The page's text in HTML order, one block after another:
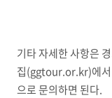
기타 자세한 사항은
집(ggtour.or.kr)에서
으로 문의하면 된다.